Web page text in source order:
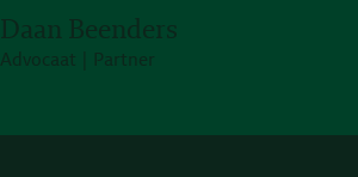
Daan Beenders
Advocaat | Partner